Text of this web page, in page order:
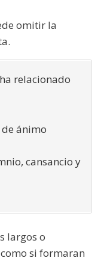
omitir la
relacionado
ánimo
cansancio y
largos o
si formaran